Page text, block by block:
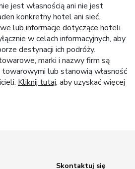
jest własnością ani nie jest
konkretny hotel ani sieć.
lub informacje dotyczące hoteli
w celach informacyjnych, aby
destynacji ich podróży.
marki i nazwy firm są
lub stanowią własność
Kliknij tutaj, aby uzyskać więcej
Skontaktuj się